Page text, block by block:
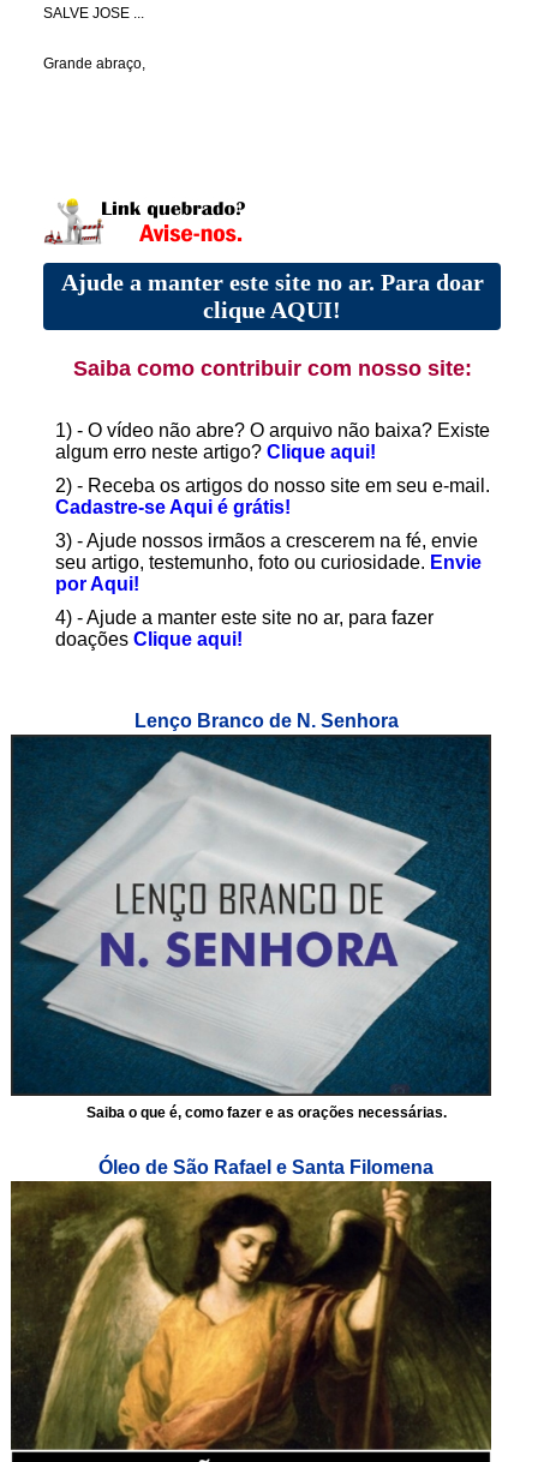
SALVE JOSE ...
Grande abraço,
Ajude a manter este site no ar. Para doar
clique AQUI!
Saiba como contribuir com nosso site:
1) - O vídeo não abre? O arquivo não baixa? Existe
algum erro neste artigo? Clique aqui!
2) - Receba os artigos do nosso site em seu e-mail.
Cadastre-se Aqui é grátis!
3) - Ajude nossos irmãos a crescerem na fé, envie
seu artigo, testemunho, foto ou curiosidade. Envie
por Aqui!
4) - Ajude a manter este site no ar, para fazer
doações Clique aqui!
Lenço Branco de N. Senhora
Saiba o que é, como fazer e as orações necessárias.
Óleo de São Rafael e Santa Filomena